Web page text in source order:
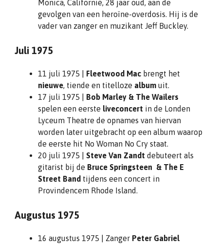
Monica, Californië, 28 jaar oud, aan de
gevolgen van een heroïne-overdosis. Hij is de
vader van zanger en muzikant Jeff Buckley.
Juli 1975
11 juli 1975 | Fleetwood Mac brengt het
nieuwe, tiende en titelloze album uit.
17 juli 1975 | Bob Marley & The Wailers
spelen een eerste liveconcert in de Londen
Lyceum Theatre de opnames van hiervan
worden later uitgebracht op een album waarop
de eerste hit No Woman No Cry staat.
20 juli 1975 | Steve Van Zandt debuteert als
gitarist bij de Bruce Springsteen & The E
Street Band tijdens een concert in
Provindencem Rhode Island.
Augustus 1975
16 augustus 1975 | Zanger Peter Gabriel